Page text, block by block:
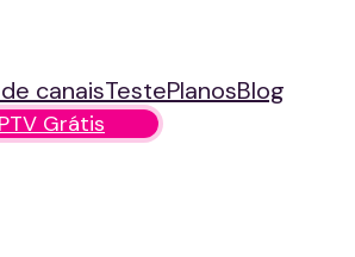
canaisTestePlanosBlog
Grátis